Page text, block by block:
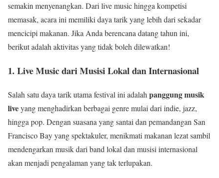
semakin menyenangkan. Dari live music hingga kompetisi
memasak, acara ini memiliki daya tarik yang lebih dari sekadar
mencicipi makanan. Jika Anda berencana datang tahun ini,
berikut adalah aktivitas yang tidak boleh dilewatkan!
1. Live Music dari Musisi Lokal dan Internasional
Salah satu daya tarik utama festival ini adalah panggung musik
liveyang menghadirkan berbagai genre mulai dari indie, jazz,
hingga pop. Dengan suasana yang santai dan pemandangan San
Francisco Bay yang spektakuler, menikmati makanan lezat sambil
mendengarkan musik dari band lokal dan musisi internasional
akan menjadi pengalaman yang tak terlupakan.